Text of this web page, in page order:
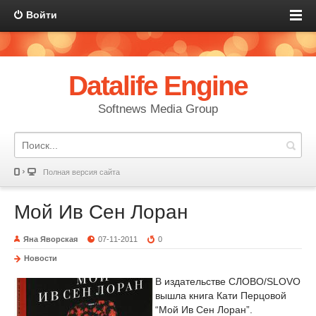
Войти
Datalife Engine
Softnews Media Group
Полная версия сайта
Мой Ив Сен Лоран
Яна Яворская 07-11-2011 0
Новости
В издательстве СЛОВО/SLOVO
вышла книга Кати Перцовой
“Мой Ив Сен Лоран”.